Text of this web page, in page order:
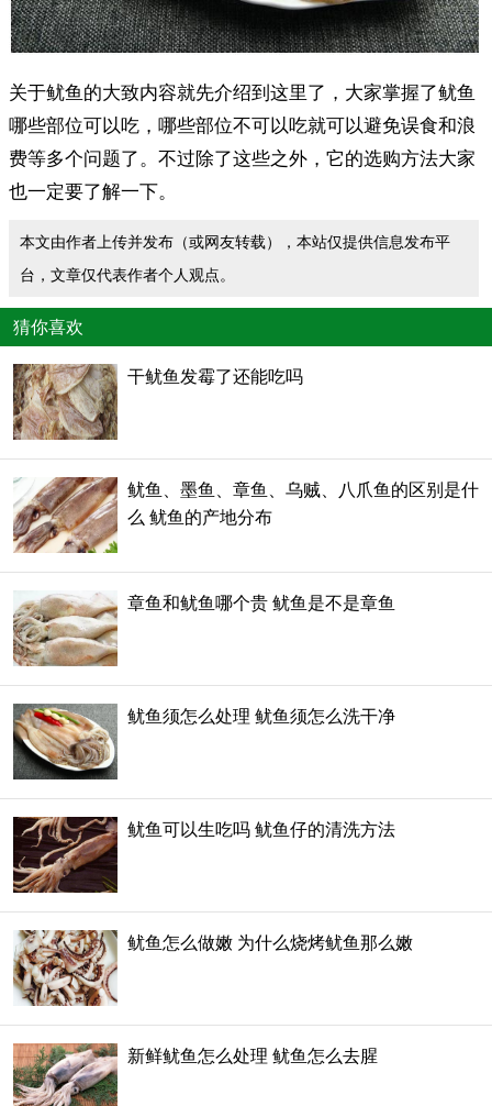
关于鱿鱼的大致内容就先介绍到这里了，大家掌握了鱿鱼
哪些部位可以吃，哪些部位不可以吃就可以避免误食和浪
费等多个问题了。不过除了这些之外，它的选购方法大家
也一定要了解一下。
本文由作者上传并发布（或网友转载），本站仅提供信息发布平
台，文章仅代表作者个人观点。
猜你喜欢
干鱿鱼发霉了还能吃吗
鱿鱼、墨鱼、章鱼、乌贼、八爪鱼的区别是什
么 鱿鱼的产地分布
章鱼和鱿鱼哪个贵 鱿鱼是不是章鱼
鱿鱼须怎么处理 鱿鱼须怎么洗干净
鱿鱼可以生吃吗 鱿鱼仔的清洗方法
鱿鱼怎么做嫩 为什么烧烤鱿鱼那么嫩
新鲜鱿鱼怎么处理 鱿鱼怎么去腥